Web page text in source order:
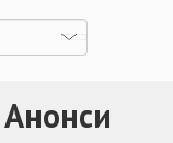
Анонси